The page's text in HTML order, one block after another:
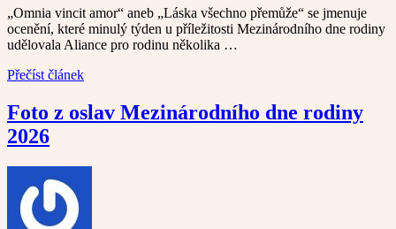
„Omnia vincit amor“ aneb „Láska všechno přemůže“ se jmenuje
ocenění, které minulý týden u příležitosti Mezinárodního dne rodiny
udělovala Aliance pro rodinu několika …
Přečíst článek
Foto z oslav Mezinárodního dne rodiny
2026